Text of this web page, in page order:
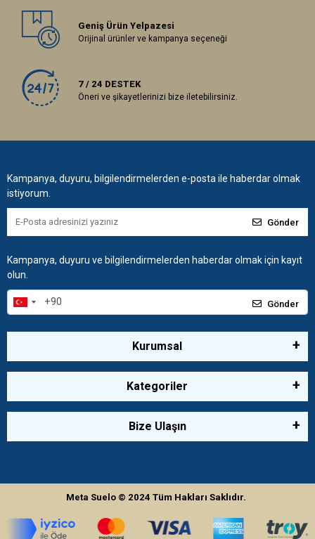
Geniş Ürün Yelpazesi
Orijinal ürünler ve kampanya seçeneği
7 / 24 DESTEK
Öneri ve şikayetlerinizi bize iletebilirsiniz.
Kampanya, duyuru, bilgilendirmelerden e-posta ile haberdar olmak
istiyorum.
Gönder
Kampanya, duyuru ve bilgilendirmelerden haberdar olmak için kayıt
olun.
Gönder
Kurumsal
Kategoriler
Bize Ulaşın
Meta Suelo © 2024Tüm Hakları Saklıdır.